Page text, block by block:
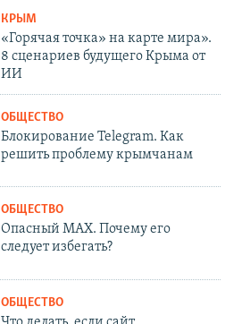
КРЫМ
«Горячая точка» на карте мира».
8 сценариев будущего Крыма от
ИИ
ОБЩЕСТВО
Блокирование Telegram. Как
решить проблему крымчанам
ОБЩЕСТВО
Опасный MAX. Почему его
следует избегать?
ОБЩЕСТВО